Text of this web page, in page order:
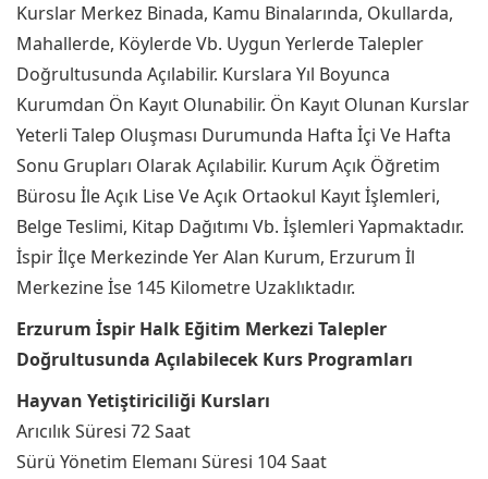
Kurslar Merkez Binada, Kamu Binalarında, Okullarda,
Mahallerde, Köylerde Vb. Uygun Yerlerde Talepler
Doğrultusunda Açılabilir. Kurslara Yıl Boyunca
Kurumdan Ön Kayıt Olunabilir. Ön Kayıt Olunan Kurslar
Yeterli Talep Oluşması Durumunda Hafta İçi Ve Hafta
Sonu Grupları Olarak Açılabilir. Kurum Açık Öğretim
Bürosu İle Açık Lise Ve Açık Ortaokul Kayıt İşlemleri,
Belge Teslimi, Kitap Dağıtımı Vb. İşlemleri Yapmaktadır.
İspir İlçe Merkezinde Yer Alan Kurum, Erzurum İl
Merkezine İse 145 Kilometre Uzaklıktadır.
Erzurum İspir Halk Eğitim Merkezi Talepler
Doğrultusunda Açılabilecek Kurs Programları
Hayvan Yetiştiriciliği Kursları
Arıcılık Süresi 72 Saat
Sürü Yönetim Elemanı Süresi 104 Saat